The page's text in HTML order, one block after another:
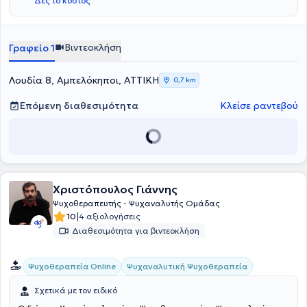
Γραφείο 1 Βιντεοκλήση
Λουδία 8, Αμπελόκηποι, ΑΤΤΙΚΗ 0,7 km
Επόμενη διαθεσιμότητα Κλείσε ραντεβού
Χριστόπουλος Γιάννης
Ψυχοθεραπευτής - Ψυχαναλυτής Ομάδας
10|4 αξιολογήσεις
Διαθεσιμότητα για βιντεοκλήση
Ψυχοθεραπεία Online Ψυχαναλυτική Ψυχοθεραπεία
Σχετικά με τον ειδικό